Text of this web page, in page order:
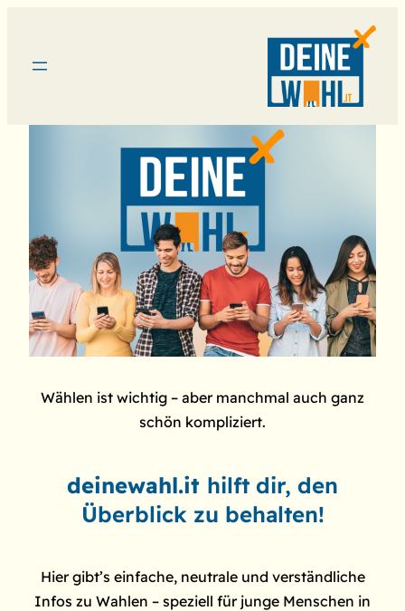
Wählen ist wichtig – aber manchmal auch ganz
schön kompliziert.
deinewahl.it hilft dir, den
Überblick zu behalten!
Hier gibt’s einfache, neutrale und verständliche
Infos zu Wahlen – speziell für junge Menschen in